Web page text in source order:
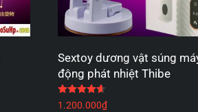
Sextoy dương vật súng
động phát nhiệt Thibe
1.200.000₫